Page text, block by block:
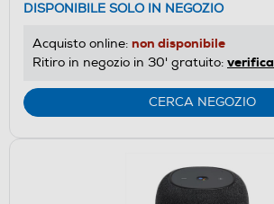
DISPONIBILE SOLO IN NEGOZIO
Acquisto online: non disponibile
Ritiro in negozio in 30' gratuito: verifica
CERCA NEGOZIO